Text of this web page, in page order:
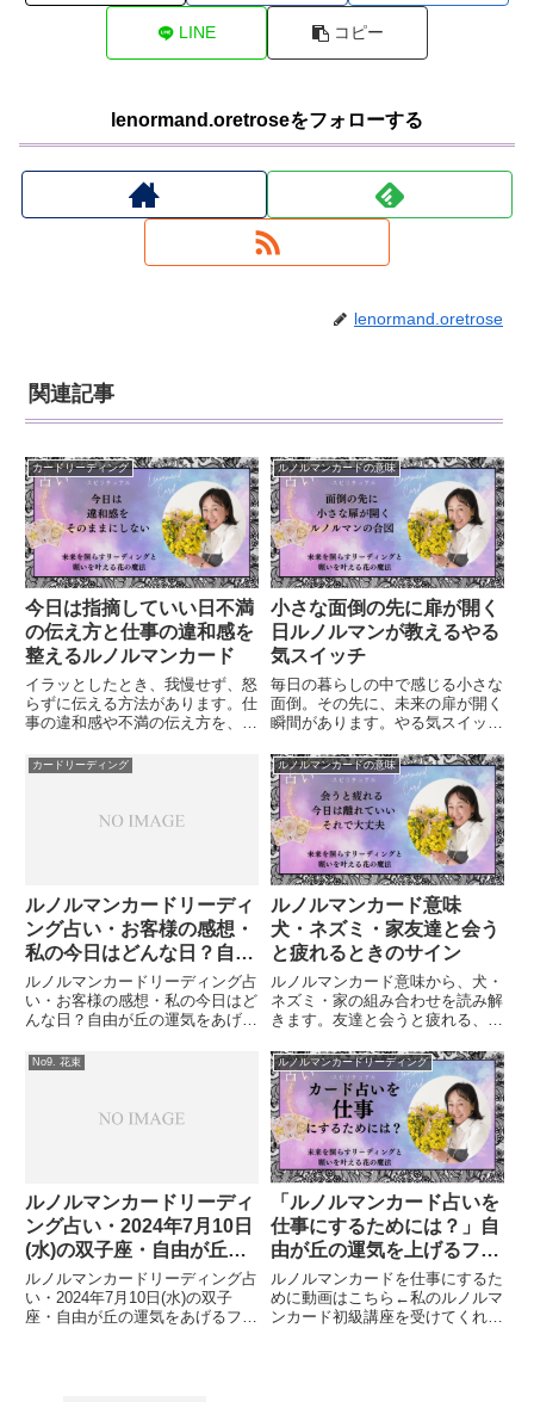
LINE コピー
lenormand.oretroseをフォローする
lenormand.oretrose
関連記事
カードリーディング
今日は指摘していい日不満
の伝え方と仕事の違和感を
整えるルノルマンカード
イラッとしたとき、我慢せず、怒
らずに伝える方法があります。仕
事の違和感や不満の伝え方を、体
整理しました。今日は感情ではな
ルノルマンカードの意味
小さな面倒の先に扉が開く
日ルノルマンが教えるやる
気スイッチ
毎日の暮らしの中で感じる小さな
面倒。その先に、未来の扉が開く
瞬間があります。やる気スイッチ
ルノルマンカード「鍵 子供 ム
チ」からのメッセージと今日の行
動提案をお届けします。
カードリーディング
ルノルマンカードリーディ
ング占い・お客様の感想・
私の今日はどんな日？自由
が丘の運気をあげるフォー
チュンフラワー＆カードセ
ラピスト
ルノルマンカードリーディング占
い・お客様の感想・私の今日はど
んな日？自由が丘の運気をあげる
ラピスト私の今日はどんな日？を
を受けてくださったお客様がそ
ルノルマンカードの意味
ルノルマンカード意味
犬・ネズミ・家友達と会う
と疲れるときのサイン
ルノルマンカード意味から、犬・
ネズミ・家の組み合わせを読み解
きます。友達と会うと疲れる、人
離を置いていいサインと心の守り
方を体験談と共にお伝えします。
No9. 花束
ルノルマンカードリーディ
ング占い・2024年7月10日
(水)の双子座・自由が丘の
運気をあげるフォーチュン
カードセラピスト
ルノルマンカードリーディング占
い・2024年7月10日(水)の双子
座・自由が丘の運気をあげるフォ
ルノルマンカードリーディング
「ルノルマンカード占いを
仕事にするためには？」自
由が丘の運気を上げるフォ
ーチュンフラワー&カード
セラピスト
ルノルマンカードを仕事にするた
めに動画はこちら←私のルノルマ
ンカード初級講座を受けてくれた